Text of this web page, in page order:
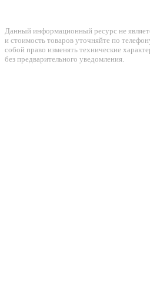
Данный информационный ресурс не
и стоимость товаров уточняйте по
собой право изменять технические
без предварительного уведомления.